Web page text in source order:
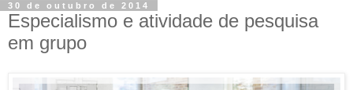
30 de outubro de 2014
Especialismo e atividade de pesquisa
em grupo